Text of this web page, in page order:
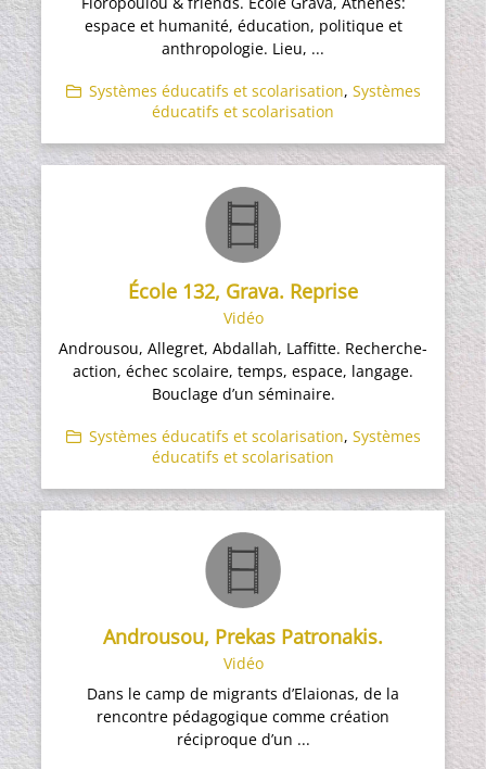
espace et humanité, éducation, politique et
anthropologie. Lieu, ...
Systèmes éducatifs et scolarisation, Systèmes
éducatifs et scolarisation
École 132, Grava. Reprise
Vidéo
Androusou, Allegret, Abdallah, Laffitte. Recherche-
action, échec scolaire, temps, espace, langage.
Bouclage d’un séminaire.
Systèmes éducatifs et scolarisation, Systèmes
éducatifs et scolarisation
Androusou, Prekas Patronakis.
Vidéo
Dans le camp de migrants d’Elaionas, de la
rencontre pédagogique comme création
réciproque d’un ...